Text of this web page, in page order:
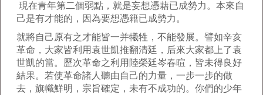
現在青年第二個弱點，就是妄想憑藉已成勢力。本來自
己是有才能的，因為要想憑籍已成勢力。
就將自己原有之才能皆一并犧牲，不能發展。譬如辛亥
革命，大家皆利用袁世凱推翻清廷，后來大家都上了袁
世凱的當。歷次革命之利用陸榮廷岑春暄，皆未得良好
結果。若使革命諸人聽由自己的力量，一步一步的做
去，旗幟鮮明，宗旨確定，未有不成功的。你們的少年